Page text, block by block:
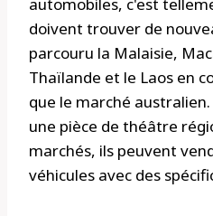
doivent trouver de
parcouru la Malaisie,
Thaïlande et le Laos en
que le marché
une pièce de théâtre
marchés, ils peuvent
véhicules avec des